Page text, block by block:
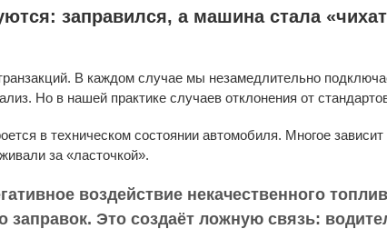
заправился, а машина стала
В каждом случае мы незамедлительно
Но в нашей практике случаев отклонения от
в техническом состоянии автомобиля. Многое зависит
за «ласточкой».
воздействие некачественного
заправок. Это создаёт ложную связь: